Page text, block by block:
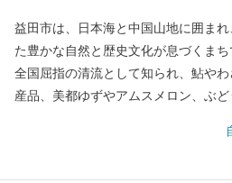
益田市は、日本海と中国山地に囲ま
た豊かな自然と歴史文化が息づくま
全国屈指の清流として知られ、鮎や
産品、美都ゆずやアムスメロン、ぶど
呂」を祀る神社があり、中世の町並